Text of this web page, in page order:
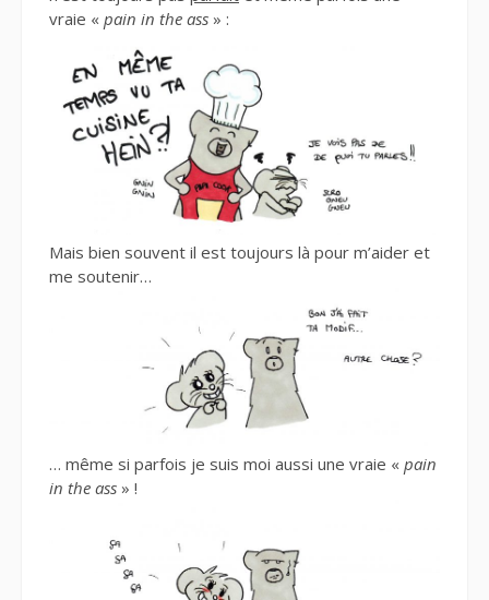
vraie « pain in the ass » :
Mais bien souvent il est toujours là pour m’aider et
me soutenir…
… même si parfois je suis moi aussi une vraie « pain
in the ass » !